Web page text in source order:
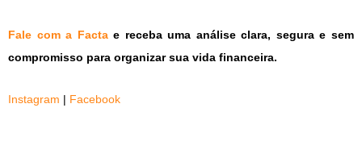
Fale com a Factae receba uma análise clara, segura e sem
compromisso para organizar sua vida financeira.
Instagram | Facebook